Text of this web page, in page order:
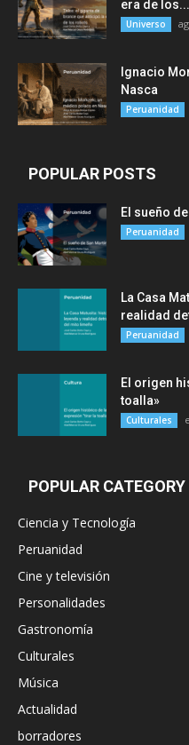
era de los...
Universo
Ignacio
Nasca
Peruanidad
POPULAR POSTS
El sueño
Peruanidad
La Casa
realidad
Peruanidad
El origen
toalla»
Culturales
POPULAR CATEGORY
Ciencia y Tecnología
Peruanidad
Cine y televisión
Personalidades
Gastronomía
Culturales
Música
Actualidad
borradores